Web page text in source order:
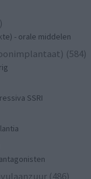
- orale middelen
(584)
SSRI
(486)